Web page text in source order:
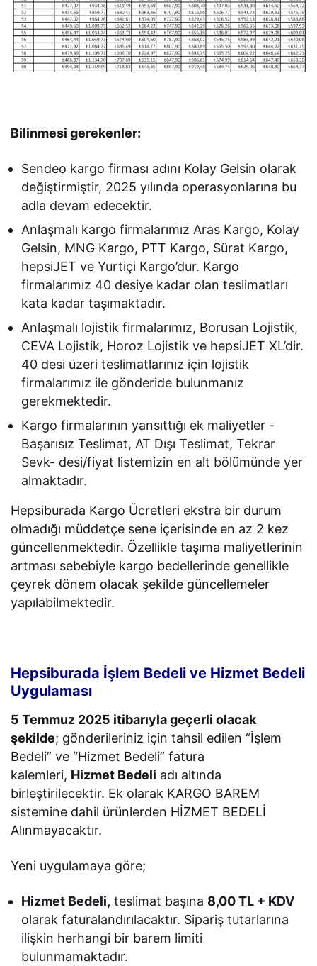
Bilinmesi gerekenler:
Sendeo kargo firması adını Kolay Gelsin olarak
değiştirmiştir, 2025 yılında operasyonlarına bu
adla devam edecektir.
Anlaşmalı kargo firmalarımız Aras Kargo, Kolay
Gelsin, MNG Kargo, PTT Kargo, Sürat Kargo,
hepsiJET ve Yurtiçi Kargo’dur. Kargo
firmalarımız 40 desiye kadar olan teslimatları
kata kadar taşımaktadır.
Anlaşmalı lojistik firmalarımız, Borusan Lojistik,
CEVA Lojistik, Horoz Lojistik ve hepsiJET XL’dir.
40 desi üzeri teslimatlarınız için lojistik
firmalarımız ile gönderide bulunmanız
gerekmektedir.
Kargo firmalarının yansıttığı ek maliyetler -
Başarısız Teslimat, AT Dışı Teslimat, Tekrar
Sevk- desi/fiyat listemizin en alt bölümünde yer
almaktadır.
Hepsiburada Kargo Ücretleri ekstra bir durum
olmadığı müddetçe sene içerisinde en az 2 kez
güncellenmektedir. Özellikle taşıma maliyetlerinin
artması sebebiyle kargo bedellerinde genellikle
çeyrek dönem olacak şekilde güncellemeler
yapılabilmektedir.
Hepsiburada İşlem Bedeli ve Hizmet Bedeli
Uygulaması
5 Temmuz 2025 itibarıyla geçerli olacak
şekilde; gönderileriniz için tahsil edilen “İşlem
Bedeli” ve “Hizmet Bedeli” fatura
kalemleri, Hizmet Bedeli adı altında
birleştirilecektir. Ek olarak KARGO BAREM
sistemine dahil ürünlerden HİZMET BEDELİ
Alınmayacaktır.
Yeni uygulamaya göre;
Hizmet Bedeli, teslimat başına 8,00 TL + KDV
olarak faturalandırılacaktır. Sipariş tutarlarına
ilişkin herhangi bir barem limiti
bulunmamaktadır.